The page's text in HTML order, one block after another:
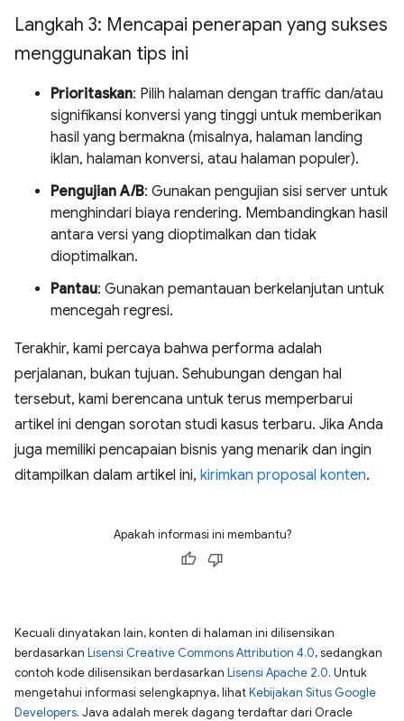
Langkah 3: Mencapai penerapan yang sukses
menggunakan tips ini
Prioritaskan: Pilih halaman dengan traffic dan/atau
signifikansi konversi yang tinggi untuk memberikan
hasil yang bermakna (misalnya, halaman landing
iklan, halaman konversi, atau halaman populer).
Pengujian A/B: Gunakan pengujian sisi server untuk
menghindari biaya rendering. Membandingkan hasil
antara versi yang dioptimalkan dan tidak
dioptimalkan.
Pantau: Gunakan pemantauan berkelanjutan untuk
mencegah regresi.
Terakhir, kami percaya bahwa performa adalah
perjalanan, bukan tujuan. Sehubungan dengan hal
tersebut, kami berencana untuk terus memperbarui
artikel ini dengan sorotan studi kasus terbaru. Jika Anda
juga memiliki pencapaian bisnis yang menarik dan ingin
ditampilkan dalam artikel ini, kirimkan proposal konten.
Apakah informasi ini membantu?
Kecuali dinyatakan lain, konten di halaman ini dilisensikan
berdasarkan Lisensi Creative Commons Attribution 4.0, sedangkan
contoh kode dilisensikan berdasarkan Lisensi Apache 2.0. Untuk
mengetahui informasi selengkapnya, lihatKebijakan Situs Google
Developers. Java adalah merek dagang terdaftar dari Oracle